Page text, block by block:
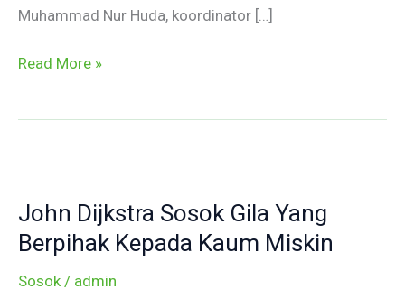
Muhammad Nur Huda, koordinator […]
Read More »
John Dijkstra Sosok Gila Yang
Berpihak Kepada Kaum Miskin
Sosok/ admin
Sosok
Gila
Berpihak